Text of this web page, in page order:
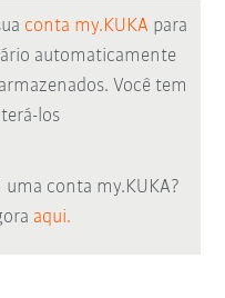
conta my.KUKA para
automaticamente
Você tem
los
conta my.KUKA?
aqui.